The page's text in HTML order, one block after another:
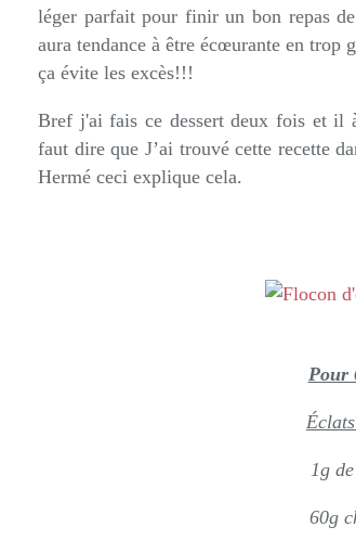
léger parfait pour finir un bon repas
aura tendance à être écœurante en trop
ça évite les excès!!!
Bref j'ai fais ce dessert deux fois et il
faut dire que J’ai trouvé cette recette
Hermé ceci explique cela.
Pour
1g
60g